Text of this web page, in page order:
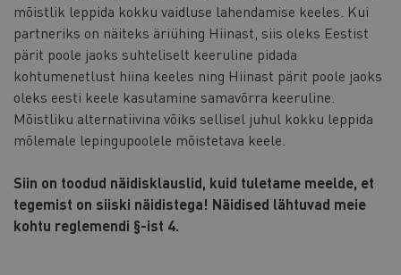
mõistlik leppida kokku vaidluse lahendamise keeles. Kui
partneriks on näiteks äriühing Hiinast, siis oleks Eestist
pärit poole jaoks suhteliselt keeruline pidada
kohtumenetlust hiina keeles ning Hiinast pärit poole jaoks
oleks eesti keele kasutamine samavõrra keeruline.
Mõistliku alternatiivina võiks sellisel juhul kokku leppida
mõlemale lepingupoolele mõistetava keele.
Siin on toodud näidisklauslid, kuid tuletame meelde, et
tegemist on siiski näidistega! Näidised lähtuvad meie
kohtu reglemendi §-ist 4.